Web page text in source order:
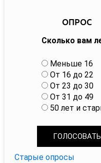
ОПРОС
Сколько вам
В
а
р
и
а
Меньше 16
От 16 до 22
От 23 до 30
От 31 до 49
50 лет и
Старые опросы